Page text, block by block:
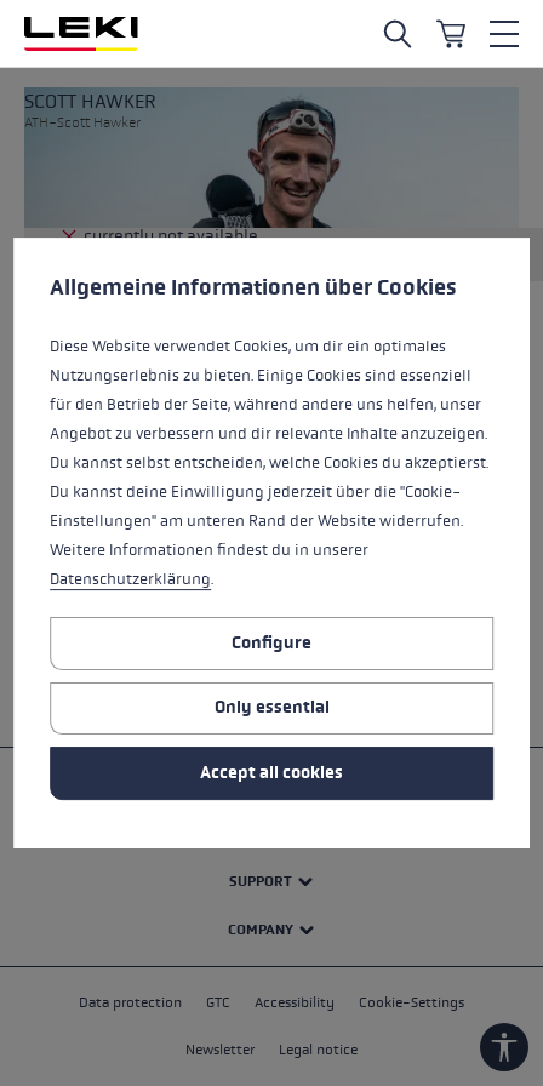
Skip to main content
SCOTT HAWKER
ATH-Scott Hawker
currently not available
ALL FEATURES
PRODUCTS
SUPPORT
COMPANY
Data protection GTC Accessibility Cookie-Settings
Newsletter Legal notice
Cookie preferences
This website uses cookies to give you the best possible experience.
Allgemeine Informationen über Cookies
Diese Website verwendet Cookies, um dir ein optimales
Nutzungserlebnis zu bieten. Einige Cookies sind essenziell
für den Betrieb der Seite, während andere uns helfen, unser
Angebot zu verbessern und dir relevante Inhalte anzuzeigen.
Du kannst selbst entscheiden, welche Cookies du akzeptierst.
Du kannst deine Einwilligung jederzeit über die "Cookie-
Einstellungen" am unteren Rand der Website widerrufen.
Weitere Informationen findest du in unserer
Datenschutzerklärung.
Configure
Only essential
Accept all cookies